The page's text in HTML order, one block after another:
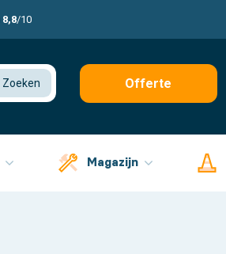
8,8/10
Zoeken
Offerte
Magazijn